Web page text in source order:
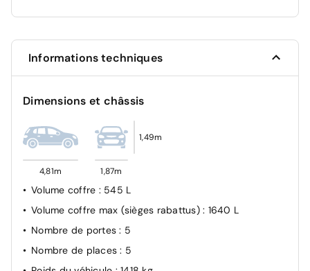
Informations techniques
Dimensions et châssis
4,81m 1,87m
1,49m
Volume coffre : 545 L
Volume coffre max (sièges rabattus) : 1640 L
Nombre de portes: 5
Nombre de places: 5